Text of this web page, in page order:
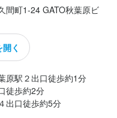
間町1-24 GATO秋葉原ビ
く
原駅２出口徒歩約1分
徒歩約2分
出口徒歩約5分
由 ひげOK
者に各5万円支給／アル
与
研修制度あり
り
独立支援制度あり
与
研修制度あり
歓迎
第二新卒歓迎
社者に各5万円支給
与
研修制度あり
り
独立支援制度あり
自由 ひげOK
ネイルOK